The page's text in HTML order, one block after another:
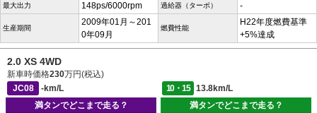
最大出力 148ps/6000rpm 過給器（ターボ） -
生産期間
2009年01月～201
0年09月
燃費性能
H22年度燃費基準
+5%達成
2.0 XS 4WD
新車時価格230万円(税込)
JC08
-km/L 10・15
13.8km/L
満タンでどこまで走る？
満タンでどこまで走る？